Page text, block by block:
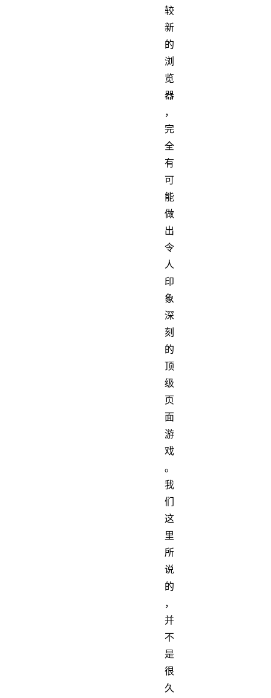
较
新
的
浏
览
器
，
完
全
有
可
能
做
出
令
人
印
象
深
刻
的
顶
级
页
面
游
戏
。
我
们
这
里
所
说
的
，
并
不
是
很
久